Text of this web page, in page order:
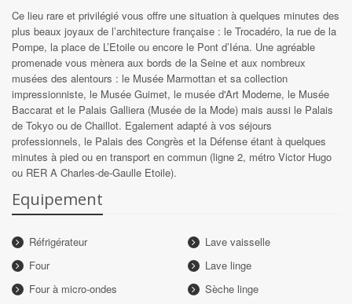
Ce lieu rare et privilégié vous offre une situation à quelques minutes des
plus beaux joyaux de l’architecture française : le Trocadéro, la rue de la
Pompe, la place de L’Etoile ou encore le Pont d’Iéna. Une agréable
promenade vous mènera aux bords de la Seine et aux nombreux
musées des alentours : le Musée Marmottan et sa collection
impressionniste, le Musée Guimet, le musée d'Art Moderne, le Musée
Baccarat et le Palais Galliera (Musée de la Mode) mais aussi le Palais
de Tokyo ou de Chaillot. Egalement adapté à vos séjours
professionnels, le Palais des Congrès et la Défense étant à quelques
minutes à pied ou en transport en commun (ligne 2, métro Victor Hugo
ou RER A Charles-de-Gaulle Etoile).
Equipement
Réfrigérateur
Four
Four à micro-ondes
Lave vaisselle
Lave linge
Sèche linge